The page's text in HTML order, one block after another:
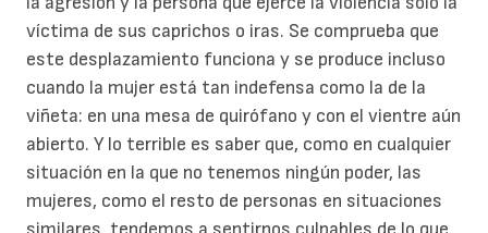
víctima de sus caprichos o iras. Se comprueba que
este desplazamiento funciona y se produce incluso
cuando la mujer está tan indefensa como la de la
viñeta: en una mesa de quirófano y con el vientre aún
abierto. Y lo terrible es saber que, como en cualquier
situación en la que no tenemos ningún poder, las
mujeres, como el resto de personas en situaciones